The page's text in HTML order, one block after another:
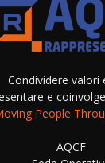
Condividere valori
e
People
AQCF